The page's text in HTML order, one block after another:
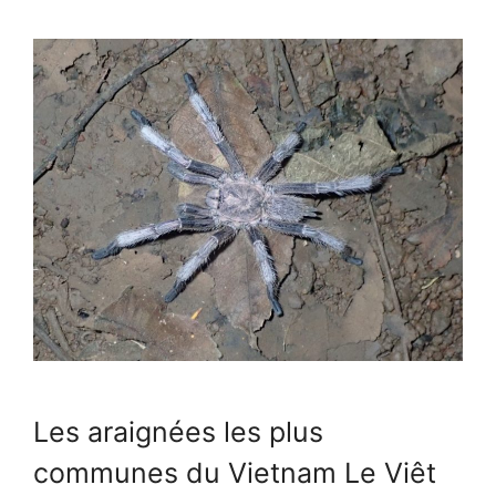
Les araignées les plus
communes du Vietnam Le Viêt